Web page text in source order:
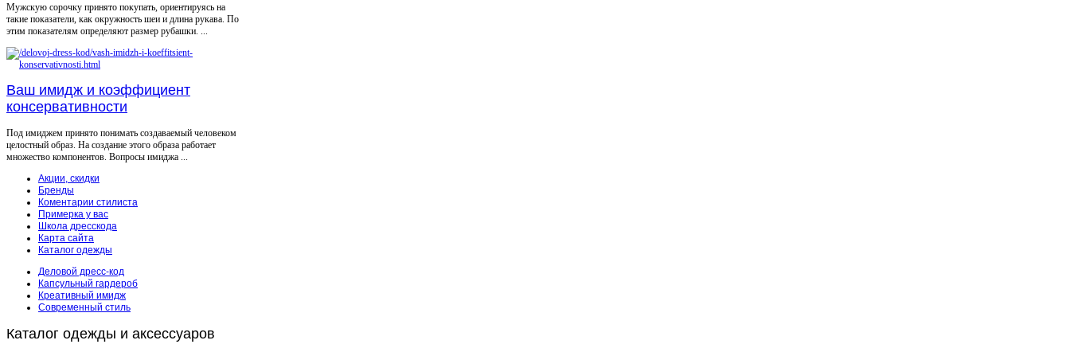
Мужскую сорочку принято покупать, ориентируясь на
такие показатели, как окружность шеи и длина рукава. По
этим показателям определяют размер рубашки. ...
Ваш имидж и коэффициент
консервативности
Под имиджем принято понимать создаваемый человеком
целостный образ. На создание этого образа работает
множество компонентов. Вопросы имиджа ...
Акции, скидки
Бренды
Коментарии стилиста
Примерка у вас
Школа дресскода
Карта сайта
Каталог одежды
Деловой дресс-код
Капсульный гардероб
Креативный имидж
Современный стиль
Каталог одежды и аксессуаров